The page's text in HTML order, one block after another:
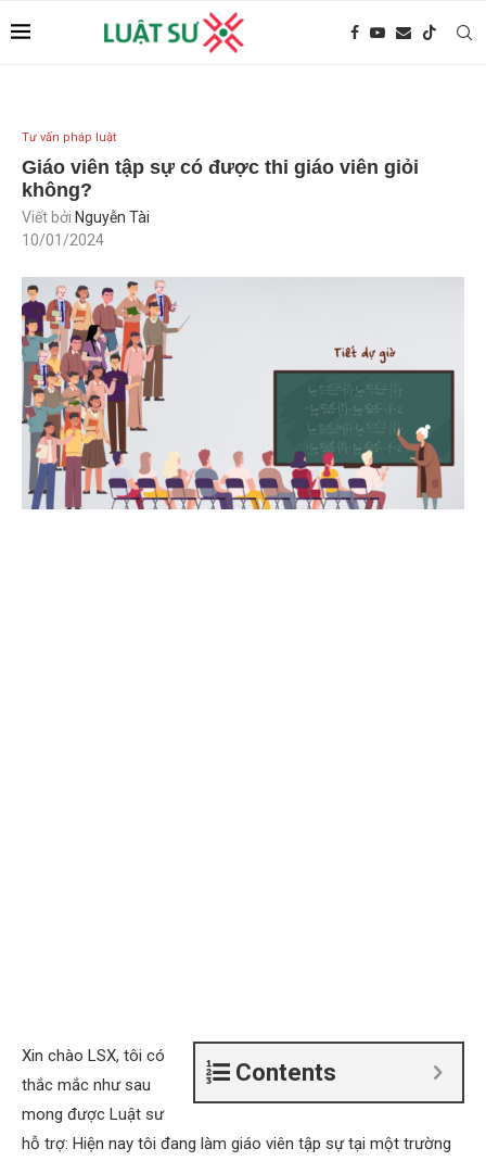
Tư vấn pháp luật
Giáo viên tập sự có được thi giáo viên giỏi
không?
Viết bởi Nguyễn Tài
10/01/2024
Contents
Xin chào LSX, tôi có
thắc mắc như sau
mong được Luật sư
hỗ trợ: Hiện nay tôi đang làm giáo viên tập sự tại một trường